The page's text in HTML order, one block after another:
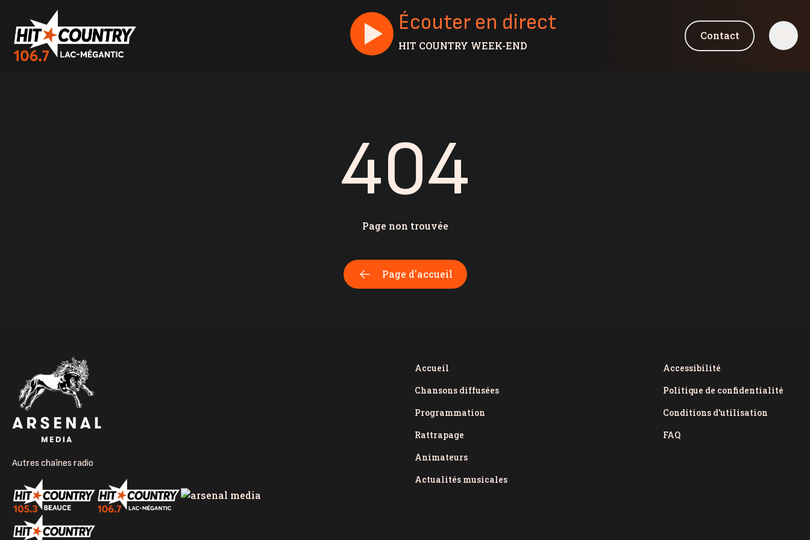
Écouter en direct
HIT COUNTRY WEEK-END
Contact
404
Page non trouvée
Page d'accueil
Autres chaînes radio
Accueil
Chansons diffusées
Programmation
Rattrapage
Animateurs
Actualités musicales
Accessibilité
Politique de confidentialité
Conditions d'utilisation
FAQ